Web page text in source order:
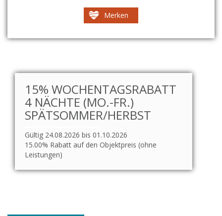
Merken
15% WOCHENTAGSRABATT
4 NÄCHTE (MO.-FR.)
SPÄTSOMMER/HERBST
Gültig 24.08.2026 bis 01.10.2026
15.00% Rabatt auf den Objektpreis (ohne
Leistungen)